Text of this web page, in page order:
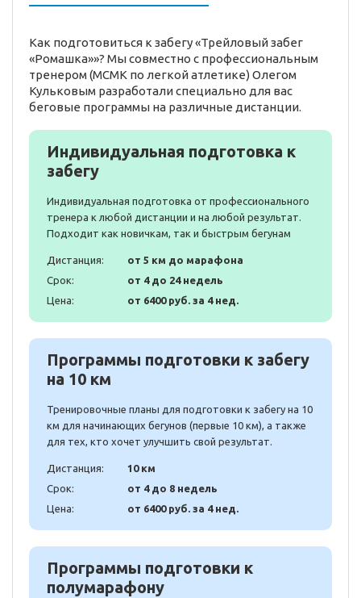
Как подготовиться к забегу «Трейловый забег
«Ромашка»»? Мы совместно с профессиональным
тренером (МСМК по легкой атлетике) Олегом
Кульковым разработали специально для вас
беговые программы на различные дистанции.
Индивидуальная подготовка к
забегу
Индивидуальная подготовка от профессионального
тренера к любой дистанции и на любой результат.
Подходит как новичкам, так и быстрым бегунам
Дистанция:
от 5 км до марафона
Срок:
от 4 до 24 недель
Цена:
от 6400 руб. за 4 нед.
Программы подготовки к забегу
на 10 км
Тренировочные планы для подготовки к забегу на 10
км для начинающих бегунов (первые 10 км), а также
для тех, кто хочет улучшить свой результат.
Дистанция:
10 км
Срок:
от 4 до 8 недель
Цена:
от 6400 руб. за 4 нед.
Программы подготовки к
полумарафону